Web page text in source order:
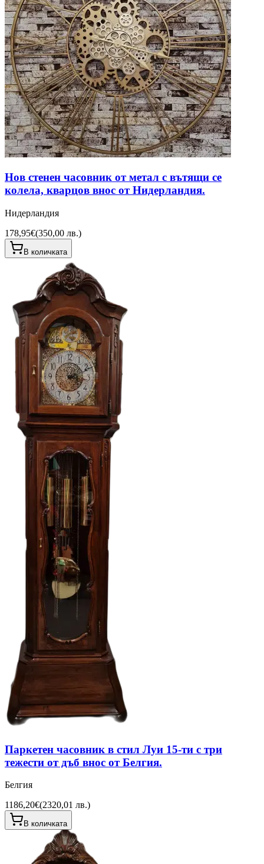
Нов стенен часовник от метал с вътящи се
колела, кварцов внос от Нидерландия.
Нидерландия
178,95€(350,00 лв.)
В количката
Паркетен часовник в стил Луи 15-ти с три
тежести от дъб внос от Белгия.
Белгия
1186,20€(2320,01 лв.)
В количката